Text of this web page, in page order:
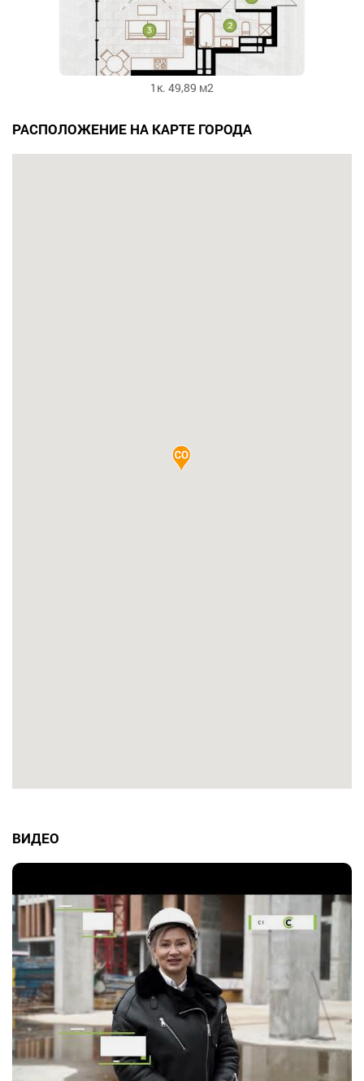
1к. 49,89 м2
РАСПОЛОЖЕНИЕ НА КАРТЕ ГОРОДА
ВИДЕО